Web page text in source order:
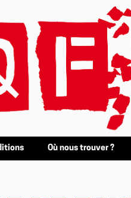
Où nous trouver ?